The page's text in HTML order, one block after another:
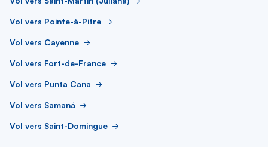
Vol vers Pointe-à-Pitre
Vol vers Cayenne
Vol vers Fort-de-France
Vol vers Punta Cana
Vol vers Samaná
Vol vers Saint-Domingue